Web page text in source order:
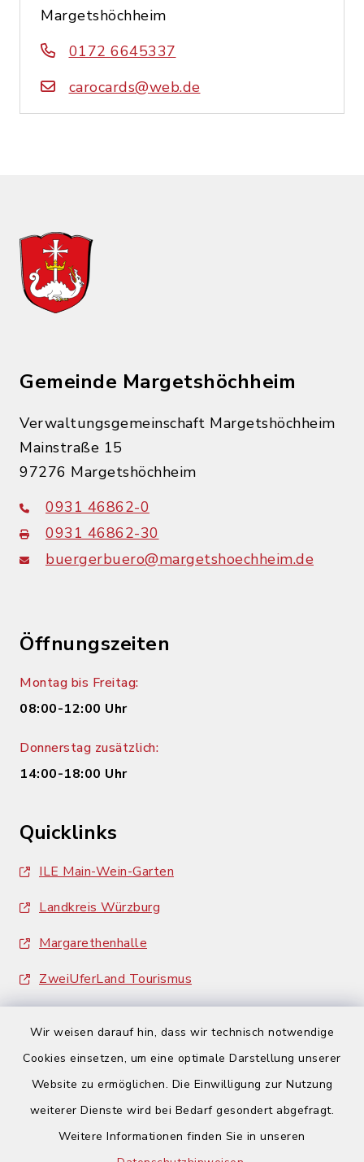
Wir weisen darauf hin, dass wir technisch notwendige
Cookies einsetzen, um eine optimale Darstellung unserer
Website zu ermöglichen. Die Einwilligung zur Nutzung
weiterer Dienste wird bei Bedarf gesondert abgefragt.
Weitere Informationen finden Sie in unseren
Margetshöchheim
0172 6645337
carocards@web.de
Gemeinde Margetshöchheim
Verwaltungsgemeinschaft Margetshöchheim
Mainstraße 15
97276 Margetshöchheim
0931 46862-0
0931 46862-30
buergerbuero@margetshoechheim.de
Öffnungszeiten
Montag bis Freitag:
08:00-12:00 Uhr
Donnerstag zusätzlich:
14:00-18:00 Uhr
Quicklinks
ILE Main-Wein-Garten
Landkreis Würzburg
Margarethenhalle
ZweiUferLand Tourismus
Barrierefreiheit